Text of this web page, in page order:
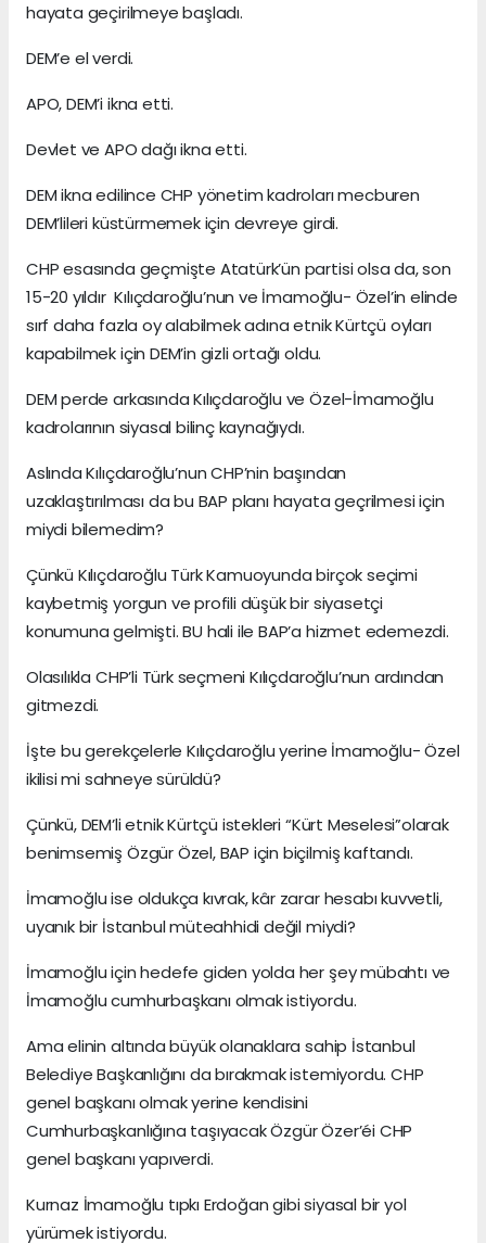
hayata geçirilmeye başladı.
DEM’e el verdi.
APO, DEM’i ikna etti.
Devlet ve APO dağı ikna etti.
DEM ikna edilince CHP yönetim kadroları mecburen
DEM’lileri küstürmemek için devreye girdi.
CHP esasında geçmişte Atatürk’ün partisi olsa da, son
15-20 yıldır Kılıçdaroğlu’nun ve İmamoğlu- Özel’in elinde
sırf daha fazla oy alabilmek adına etnik Kürtçü oyları
kapabilmek için DEM’in gizli ortağı oldu.
DEM perde arkasında Kılıçdaroğlu ve Özel-İmamoğlu
kadrolarının siyasal bilinç kaynağıydı.
Aslında Kılıçdaroğlu’nun CHP’nin başından
uzaklaştırılması da bu BAP planı hayata geçrilmesi için
miydi bilemedim?
Çünkü Kılıçdaroğlu Türk Kamuoyunda birçok seçimi
kaybetmiş yorgun ve profili düşük bir siyasetçi
konumuna gelmişti. BU hali ile BAP’a hizmet edemezdi.
Olasılıkla CHP’li Türk seçmeni Kılıçdaroğlu’nun ardından
gitmezdi.
İşte bu gerekçelerle Kılıçdaroğlu yerine İmamoğlu- Özel
ikilisi mi sahneye sürüldü?
Çünkü, DEM’li etnik Kürtçü istekleri “Kürt Meselesi”olarak
benimsemiş Özgür Özel, BAP için biçilmiş kaftandı.
İmamoğlu ise oldukça kıvrak, kâr zarar hesabı kuvvetli,
uyanık bir İstanbul müteahhidi değil miydi?
İmamoğlu için hedefe giden yolda her şey mübahtı ve
İmamoğlu cumhurbaşkanı olmak istiyordu.
Ama elinin altında büyük olanaklara sahip İstanbul
Belediye Başkanlığını da bırakmak istemiyordu. CHP
genel başkanı olmak yerine kendisini
Cumhurbaşkanlığına taşıyacak Özgür Özer’éi CHP
genel başkanı yapıverdi.
Kurnaz İmamoğlu tıpkı Erdoğan gibi siyasal bir yol
yürümek istiyordu.